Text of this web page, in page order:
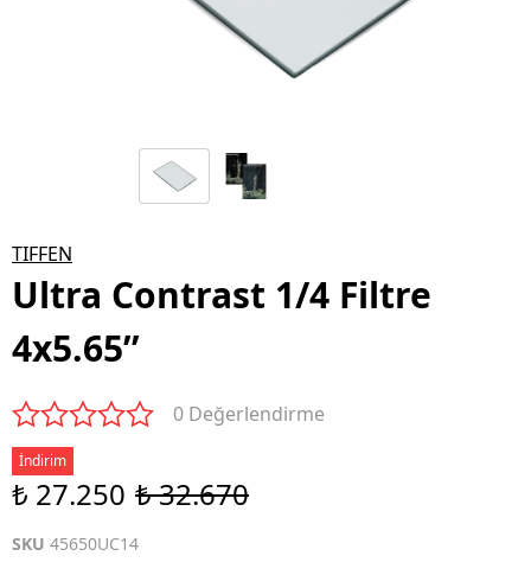
TIFFEN
Ultra Contrast 1/4 Filtre
4x5.65’’
0 Değerlendirme
İndirim
₺ 27.250 ₺ 32.670
SKU 45650UC14